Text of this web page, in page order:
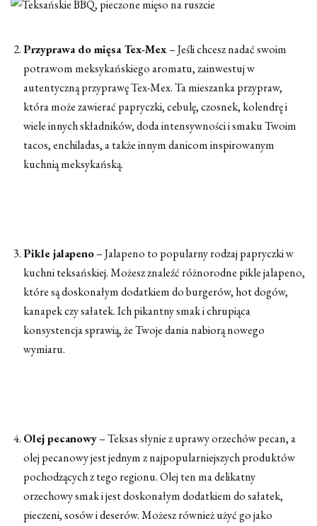
Przyprawa do mięsa Tex-Mex– Jeśli chcesz nadać swoim
potrawom meksykańskiego aromatu, zainwestuj w
autentyczną przyprawę Tex-Mex. Ta mieszanka przypraw,
która może zawierać papryczki, cebulę, czosnek, kolendrę i
wiele innych składników, doda intensywności i smaku Twoim
tacos, enchiladas, a także innym danicom inspirowanym
kuchnią meksykańską.
Pikle jalapeno– Jalapeno to popularny rodzaj papryczki w
kuchni teksańskiej. Możesz znaleźć różnorodne pikle jalapeno,
które są doskonałym dodatkiem do burgerów, hot dogów,
kanapek czy sałatek. Ich pikantny smak i chrupiąca
konsystencja sprawią, że Twoje dania nabiorą nowego
wymiaru.
Olej pecanowy– Teksas słynie z uprawy orzechów pecan, a
olej pecanowy jest jednym z najpopularniejszych produktów
pochodzących z tego regionu. Olej ten ma delikatny
orzechowy smak i jest doskonałym dodatkiem do sałatek,
pieczeni, sosów i deserów. Możesz również użyć go jako